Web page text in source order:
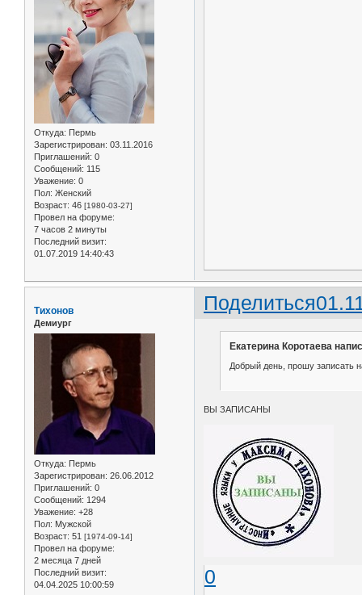
Откуда: Пермь
Зарегистрирован: 03.11.2016
Приглашений: 0
Сообщений: 115
Уважение: 0
Пол: Женский
Возраст: 46 [1980-03-27]
Провел на форуме:
7 часов 2 минуты
Последний визит:
01.07.2019 14:40:43
Поделиться
Тихонов
Демиург
Откуда: Пермь
Зарегистрирован: 26.06.2012
Приглашений: 0
Сообщений: 1294
Уважение: +28
Пол: Мужской
Возраст: 51 [1974-09-14]
Провел на форуме:
2 месяца 7 дней
Последний визит:
04.04.2025 10:00:59
Екатерина Коротаева
Добрый день, прошу записать
ВЫ ЗАПИСАНЫ
0